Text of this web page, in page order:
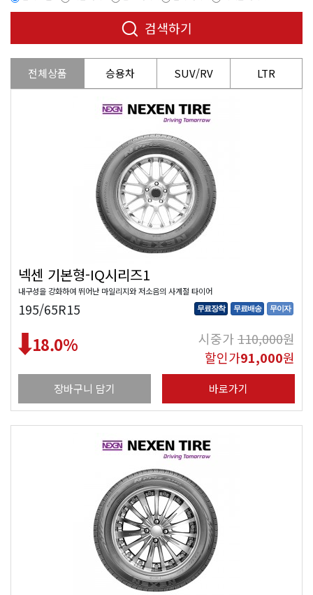
검색하기
전체상품 승용차 SUV/RV LTR
넥센 기본형-IQ시리즈1
내구성을 강화하여 뛰어난 마일리지와 저소음의 사계절 타이어
195/65R15 무료장착 무료배송 무이자
18.0% 시중가110,000원
할인가91,000원
장바구니 담기 바로가기